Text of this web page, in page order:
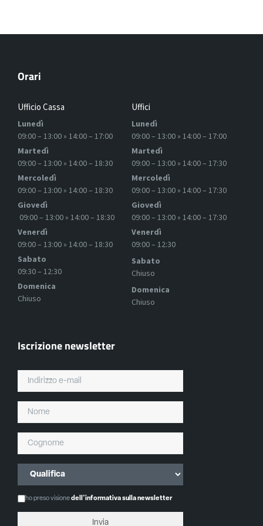
Orari
Ufficio Cassa
Lunedì
09:00 – 13:00 » 14:00 – 17:00
Martedì
09:00 – 13:00 » 14:00 – 18:30
Mercoledì
09:00 – 13:00 » 14:00 – 18:30
Giovedì
09:00 – 13:00 » 14:00 – 18:30
Venerdì
09:00 – 13:00 » 14:00 – 18:30
Sabato
09:30 – 12:30
Domenica
Chiuso
Uffici
Lunedì
09:00 – 13:00 » 14:00 – 17:00
Martedì
09:00 – 13:00 » 14:00 – 17:30
Mercoledì
09:00 – 13:00 » 14:00 – 17:30
Giovedì
09:00 – 13:00 » 14:00 – 17:30
Venerdì
09:00 – 12:30
Sabato
Chiuso
Domenica
Chiuso
Iscrizione newsletter
ho preso visionedell'informativa sulla newsletter